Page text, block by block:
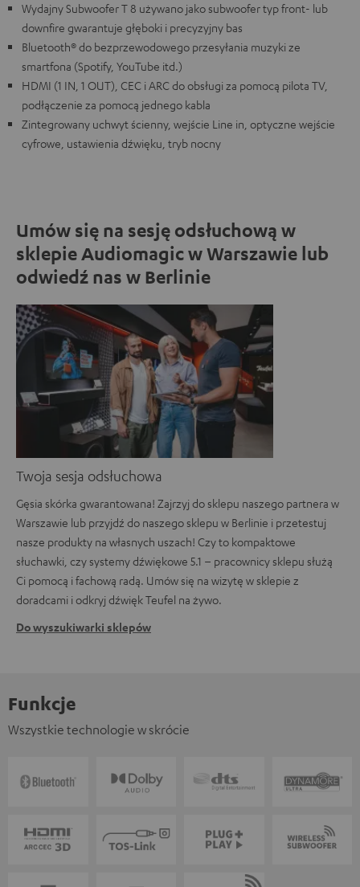
Wydajny Subwoofer T 8 używano jako subwoofer typ front- lub
downfire gwarantuje głęboki i precyzyjny bas
Bluetooth® do bezprzewodowego przesyłania muzyki ze
smartfona (Spotify, YouTube itd.)
HDMI (1 IN, 1 OUT), CEC i ARC do obsługi za pomocą pilota TV,
podłączenie za pomocą jednego kabla
Zintegrowany uchwyt ścienny, wejście Line in, optyczne wejście
cyfrowe, ustawienia dźwięku, tryb nocny
Umów się na sesję odsłuchową w
sklepie Audiomagic w Warszawie lub
odwiedź nas w Berlinie
Twoja sesja odsłuchowa
Gęsia skórka gwarantowana! Zajrzyj do sklepu naszego partnera w
Warszawie lub przyjdź do naszego sklepu w Berlinie i przetestuj
nasze produkty na własnych uszach! Czy to kompaktowe
słuchawki, czy systemy dźwiękowe 5.1 – pracownicy sklepu służą
Ci pomocą i fachową radą. Umów się na wizytę w sklepie z
doradcami i odkryj dźwięk Teufel na żywo.
Do wyszukiwarki sklepów
Funkcje
Wszystkie technologie w skrócie